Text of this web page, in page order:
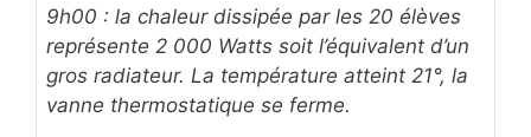
9h00 : la chaleur dissipée par les 20 élèves
représente 2 000 Watts soit l’équivalent d’un
gros radiateur. La température atteint 21°, la
vanne thermostatique se ferme.